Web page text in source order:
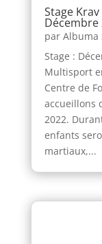
Stage
Décembre
par Albuma
Stage :
Multisport
Centre de
accueillons
2022.
enfants
martiaux,...